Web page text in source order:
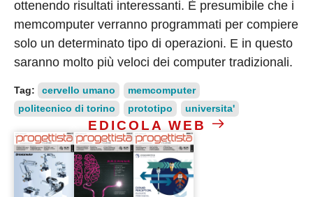
ottenendo risultati interessanti. È presumibile che i
memcomputer verranno programmati per compiere
solo un determinato tipo di operazioni. E in questo
saranno molto più veloci dei computer tradizionali.
Tag: cervello umano
memcomputer
politecnico di torino
prototipo universita'
EDICOLA WEB